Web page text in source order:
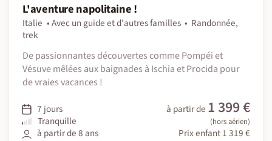
L'aventure napolitaine !
Italie Avec un guide et d'autres familles
Randonnée,
trek
De passionnantes découvertes comme Pompéi et
Vésuve mêlées aux baignades à Ischia et Procida pour
de vraies vacances !
7 jours
Tranquille
à partir de 8 ans
à partir de 1 399 €
(hors aérien)
Prix enfant 1 319 €